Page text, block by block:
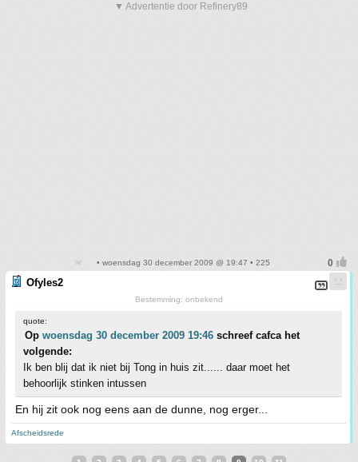
▼ Advertentie door Refinery89
• woensdag 30 december 2009 @ 19:47 • 225
Ofyles2
Bestemming: onbekend
quote:
Op woensdag 30 december 2009 19:46 schreef cafca het
volgende:
Ik ben blij dat ik niet bij Tong in huis zit...... daar moet het
behoorlijk stinken intussen
En hij zit ook nog eens aan de dunne, nog erger...
Afscheidsrede